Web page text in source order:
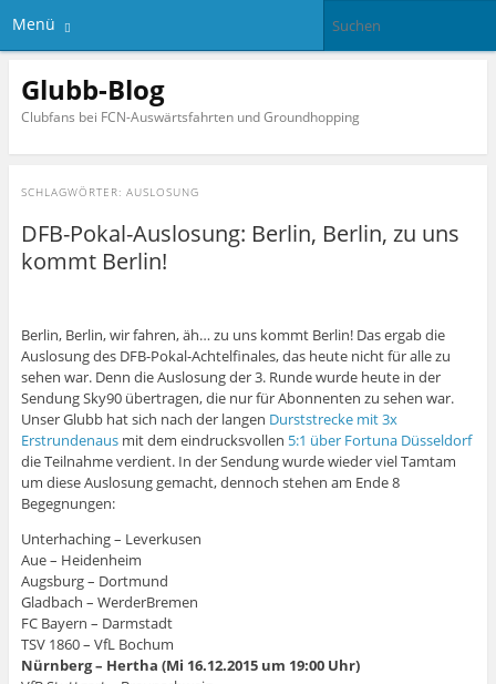
Menü
Glubb-Blog
Clubfans bei FCN-Auswärtsfahrten und Groundhopping
SCHLAGWÖRTER: AUSLOSUNG
DFB-Pokal-Auslosung: Berlin, Berlin, zu uns
kommt Berlin!
Berlin, Berlin, wir fahren, äh… zu uns kommt Berlin! Das ergab die
Auslosung des DFB-Pokal-Achtelfinales, das heute nicht für alle zu
sehen war. Denn die Auslosung der 3. Runde wurde heute in der
Sendung Sky90 übertragen, die nur für Abonnenten zu sehen war.
Unser Glubb hat sich nach der langen Durststrecke mit 3x
Erstrundenausmit dem eindrucksvollen 5:1 über Fortuna Düsseldorf
die Teilnahme verdient. In der Sendung wurde wieder viel Tamtam
um diese Auslosung gemacht, dennoch stehen am Ende 8
Begegnungen:
Unterhaching – Leverkusen
Aue – Heidenheim
Augsburg – Dortmund
Gladbach – WerderBremen
FC Bayern – Darmstadt
TSV 1860 – VfL Bochum
Nürnberg – Hertha (Mi 16.12.2015 um 19:00 Uhr)